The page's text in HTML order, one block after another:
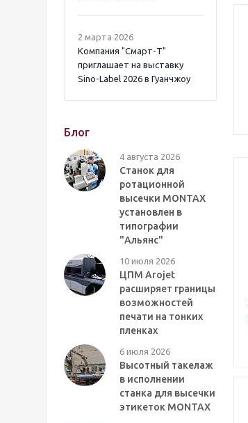
2 марта 2026
Компания "Смарт-Т"
приглашает на выставку
Sino-Label 2026 в Гуанчжоу
Блог
4 августа 2026
Станок для
ротационной
высечки MONTAX
установлен в
типографии
"Альянс"
10 июля 2026
ЦПМ Arojet
расширяет границы
возможностей
печати на тонких
пленках
6 июля 2026
Высотный такелаж
в исполнении
станка для высечки
этикеток MONTAX